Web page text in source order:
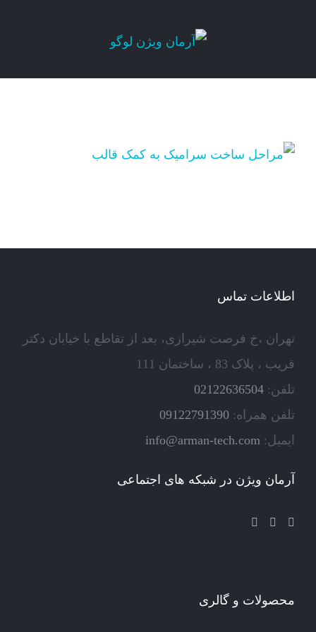
اطلاعات تماس
تهران ،خ فرصت شیرازی، بعد از تقاطع با خیابان دکتر
قریب ، پلاک 83 ، ساختمان 111
تلفن: 02122636504
تلفن همراه: 09122791390
ایمیل: info@arman-tech.com
آرمان ویژن در شبکه های اجتماعی
محصولات و گالری